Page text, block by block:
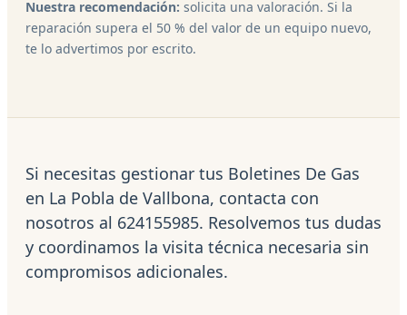
Nuestra recomendación: solicita una valoración. Si la
reparación supera el 50 % del valor de un equipo nuevo,
te lo advertimos por escrito.
Si necesitas gestionar tus Boletines De Gas
en La Pobla de Vallbona, contacta con
nosotros al 624155985. Resolvemos tus dudas
y coordinamos la visita técnica necesaria sin
compromisos adicionales.